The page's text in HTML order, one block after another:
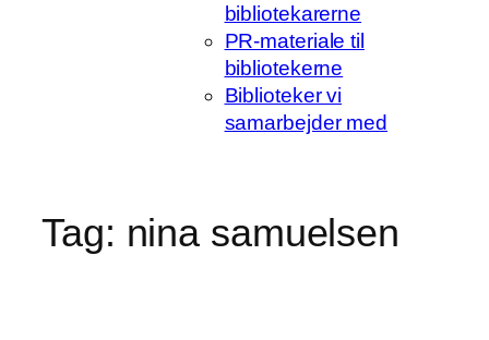
bibliotekarerne
PR-materiale til
bibliotekerne
Biblioteker vi
samarbejder med
Tag: nina samuelsen